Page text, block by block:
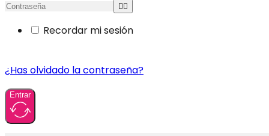
Recordar mi sesión
¿Has olvidado la contraseña?
Entrar